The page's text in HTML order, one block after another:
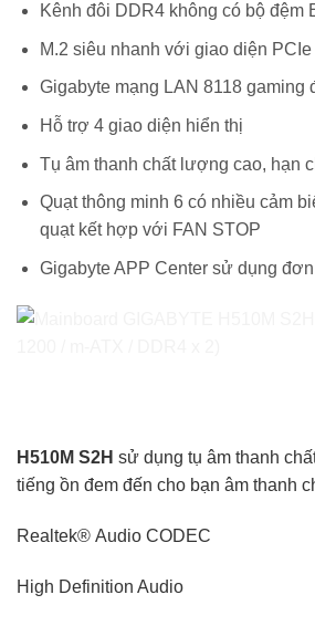
Kênh đôi DDR4 không có bộ đệm
M.2 siêu nhanh với giao diện
Gigabyte mạng LAN 8118 gaming
Hỗ trợ 4 giao diện hiển thị
Tụ âm thanh chất lượng cao, hạn
Quạt thông minh 6 có nhiều cảm
quạt kết hợp với FAN STOP
Gigabyte APP Center sử dụng
H510M S2H sử dụng tụ âm thanh
tiếng ồn đem đến cho bạn âm thanh
Realtek® Audio CODEC
High Definition Audio